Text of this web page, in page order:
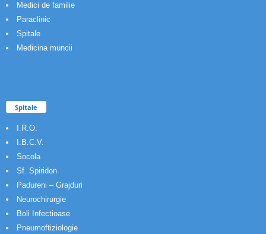
Medici de familie
Paraclinic
Spitale
Medicina muncii
Spitale
I.R.O.
I.B.C.V.
Socola
Sf. Spiridon
Padureni – Grajduri
Neurochirurgie
Boli Infectioase
Pneumoftiziologie